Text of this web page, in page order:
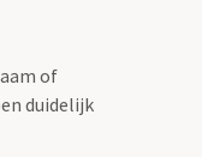
of
duidelijk